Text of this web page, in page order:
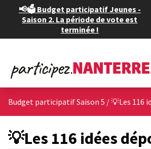
📢🗳️ Budget participatif Jeunes -
Saison 2. La période de vote est
terminée !
Budget participatif Saison 5 /💡Les 116
💡Les 116 idées